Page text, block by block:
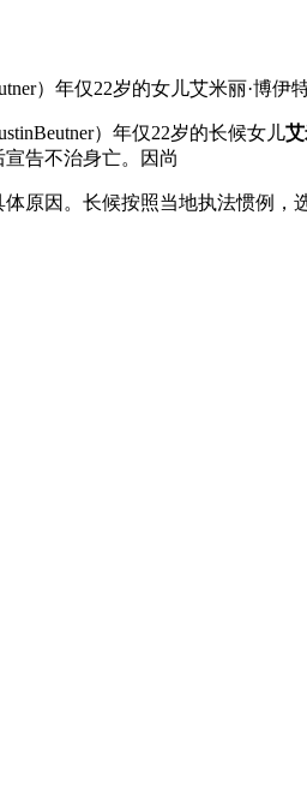
）年仅22岁的女儿艾米丽·博伊特
）年仅22岁的长候女儿
告不治身亡。因尚
原因。长候按照当地执法惯例，